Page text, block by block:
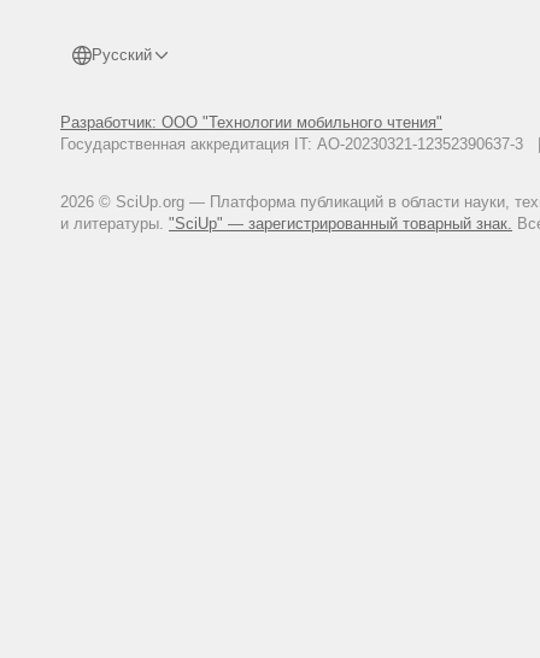
Русский
Разработчик: ООО "Технологии мобильного чтения"
Государственная аккредитация IT: АО-20230321-
2026 © SciUp.org — Платформа публикаций в области науки,
и литературы. "SciUp" — зарегистрированный товарный знак.